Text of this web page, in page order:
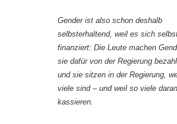
Gender ist also schon deshalb
selbsterhaltend, weil es sich
finanziert: Die Leute machen
sie dafür von der Regierung
und sie sitzen in der Regierung,
viele sind – und weil so viele daran
kassieren.